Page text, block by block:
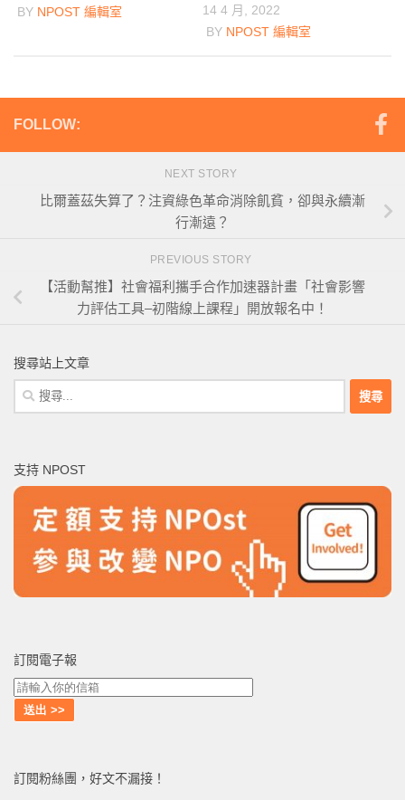
BY NPOST 編輯室
14 4 月, 2022
BY NPOST 編輯室
FOLLOW:
NEXT STORY
比爾蓋茲失算了？注資綠色革命消除飢貧，卻與永續漸
行漸遠？
PREVIOUS STORY
【活動幫推】社會福利攜手合作加速器計畫「社會影響
力評估工具–初階線上課程」開放報名中！
搜尋站上文章
搜
尋
字:
支持 NPOST
訂閱電子報
訂閱粉絲團，好文不漏接！